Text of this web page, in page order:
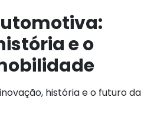
e o
história e o futuro da